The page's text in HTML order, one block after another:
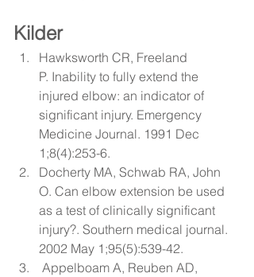
Kilder
Hawksworth CR, Freeland
P. Inability to fully extend the
injured elbow: an indicator of
significant injury. Emergency
Medicine Journal. 1991 Dec
1;8(4):253-6.
Docherty MA, Schwab RA, John
O. Can elbow extension be used
as a test of clinically significant
injury?. Southern medical journal.
2002 May 1;95(5):539-42.
Appelboam A, Reuben AD,